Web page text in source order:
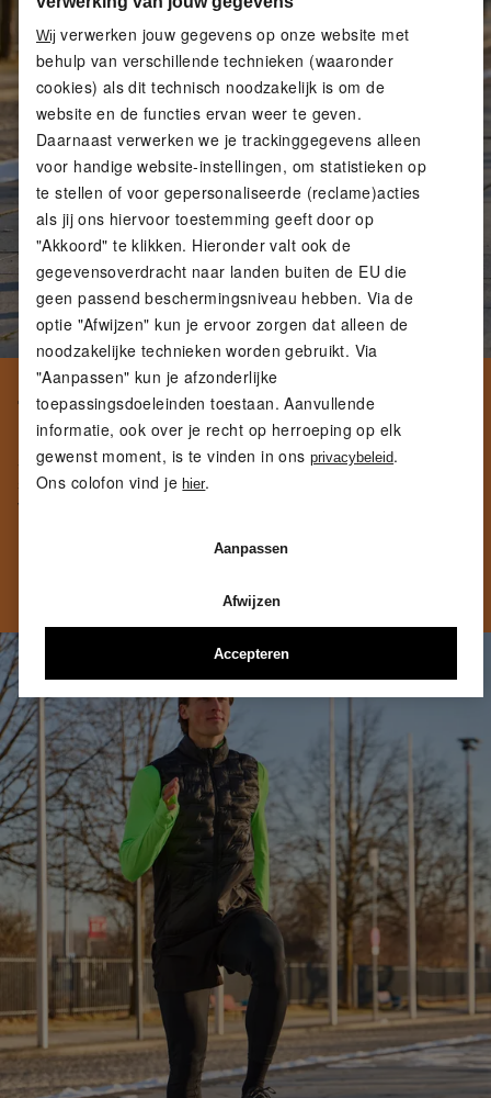
4. SIDESTEPS - STABILITEIT
EN LATERALE CONTROLE
Sidesteps verbeteren de laterale stabiliteit en pakken
spiergroepen aan die tijdens normaal hardlopen vaak
worden verwaarloosd. Een goede zijwaartse
reageren op richtingsveranderingen of oneffenheden.
Wij verwerken jouw gegevens op onze website met
behulp van verschillende technieken (waaronder
cookies) als dit technisch noodzakelijk is om de
website en de functies ervan weer te geven.
Daarnaast verwerken we je trackinggegevens alleen
voor handige website-instellingen, om statistieken op
te stellen of voor gepersonaliseerde (reclame)acties
als jij ons hiervoor toestemming geeft door op
"Akkoord" te klikken. Hieronder valt ook de
gegevensoverdracht naar landen buiten de EU die
geen passend beschermingsniveau hebben. Via de
optie "Afwijzen" kun je ervoor zorgen dat alleen de
noodzakelijke technieken worden gebruikt. Via
"Aanpassen" kun je afzonderlijke
toepassingsdoeleinden toestaan. Aanvullende
informatie, ook over je recht op herroeping op elk
gewenst moment, is te vinden in onsprivacybeleid.
Ons colofon vind je hier.
Aanpassen
Afwijzen
Accepteren